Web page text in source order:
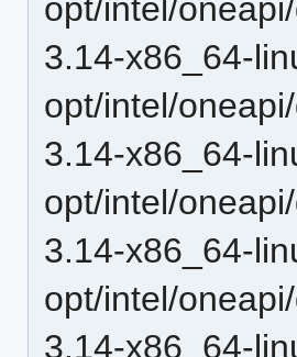
opt/intel/
3.14-x86_64-
opt/intel/
3.14-x86_64-
opt/intel/
3.14-x86_64-
opt/intel/
3.14-x86_64-